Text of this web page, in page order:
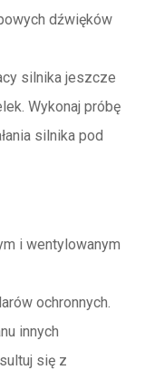
dźwięków
silnika jeszcze
Wykonaj próbę
silnika pod
i wentylowanym
ochronnych.
innych
się z